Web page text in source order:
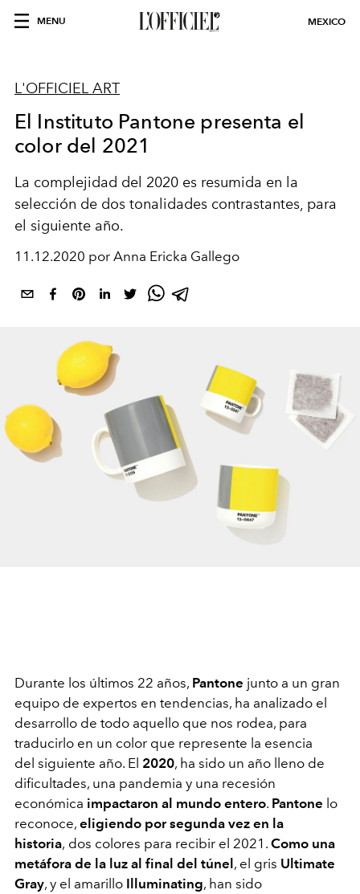
MENU MEXICO
L'OFFICIEL ART
El Instituto Pantone presenta el
color del 2021
La complejidad del 2020 es resumida en la
selección de dos tonalidades contrastantes, para
el siguiente año.
11.12.2020 por Anna Ericka Gallego
Durante los últimos 22 años, Pantone junto a un gran
equipo de expertos en tendencias, ha analizado el
desarrollo de todo aquello que nos rodea, para
traducirlo en un color que represente la esencia
del siguiente año. El 2020, ha sido un año lleno de
dificultades, una pandemia y una recesión
económica impactaron al mundo entero. Pantone lo
reconoce, eligiendo por segunda vez en la
historia, dos colores para recibir el 2021. Como una
metáfora de la luz al final del túnel, el gris Ultimate
Gray, y el amarillo Illuminating, han sido